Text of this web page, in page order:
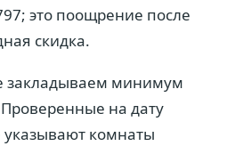
это поощрение после
скидка.
закладываем минимум
на дату
комнаты